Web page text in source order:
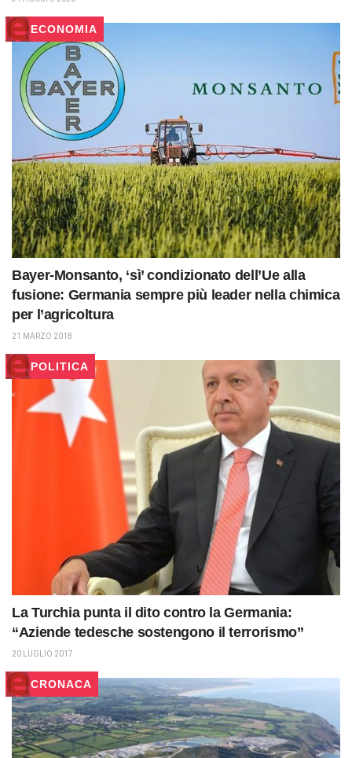
ECONOMIA
Bayer-Monsanto, ‘sì’ condizionato dell’Ue alla
fusione: Germania sempre più leader nella chimica
per l’agricoltura
21 MARZO 2018
POLITICA
La Turchia punta il dito contro la Germania:
“Aziende tedesche sostengono il terrorismo”
20 LUGLIO 2017
CRONACA